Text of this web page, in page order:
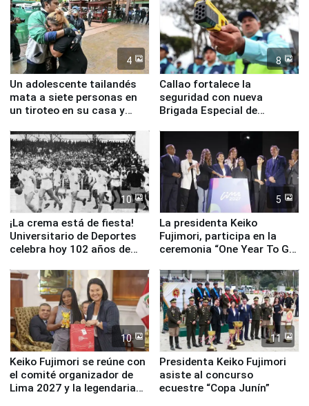
4
Un adolescente tailandés
mata a siete personas en
un tiroteo en su casa y
8
Callao fortalece la
seguridad con nueva
Brigada Especial de
equipamiento para
Serenazgo
10
¡La crema está de fiesta!
Universitario de Deportes
celebra hoy 102 años de
5
La presidenta Keiko
Fujimori, participa en la
ceremonia “One Year To Go
10
Keiko Fujimori se reúne con
el comité organizador de
Lima 2027 y la legendaria
11
Presidenta Keiko Fujimori
asiste al concurso
ecuestre “Copa Junín”